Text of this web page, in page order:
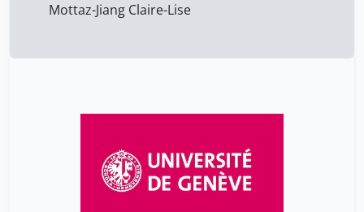
Mottaz-Jiang Claire-Lise